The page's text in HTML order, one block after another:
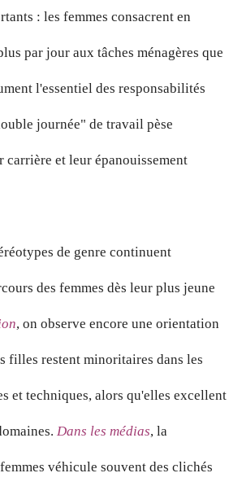
: les femmes consacrent en
par jour aux tâches ménagères que
l'essentiel des responsabilités
journée" de travail pèse
carrière et leur épanouissement
de genre continuent
des femmes dès leur plus jeune
, on observe encore une orientation
filles restent minoritaires dans les
et techniques, alors qu'elles excellent
Dans les médias, la
véhicule souvent des clichés